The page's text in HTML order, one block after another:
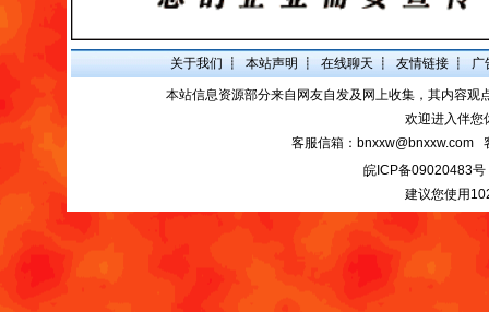
关于我们 ┋ 本站声明 ┋ 在线聊天 ┋ 友情链接 ┋ 广
本站信息资源部分来自网友自发及网上收集，其内容
欢迎进入伴您
客服信箱：bnxxw@bnxxw.com
皖ICP备09020483号
建议您使用